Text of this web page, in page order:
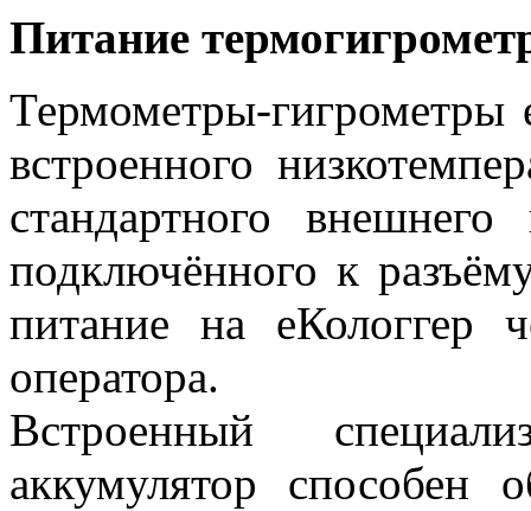
Питание
Термометры-гигрометры
встроенного
стандартного
подключённого к
питание на еКологгер
оператора.
Встроенный
аккумулятор способен